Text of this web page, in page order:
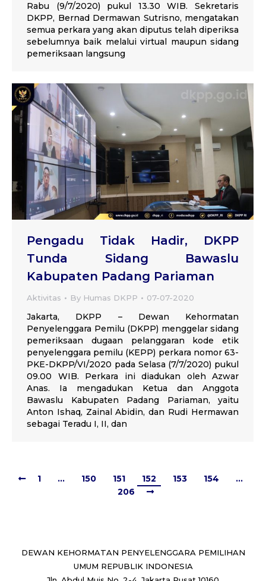
Rabu (9/7/2020) pukul 13.30 WIB. Sekretaris
DKPP, Bernad Dermawan Sutrisno, mengatakan
semua perkara yang akan diputus telah diperiksa
sebelumnya baik melalui virtual maupun sidang
pemeriksaan langsung
Pengadu Tidak Hadir, DKPP
Tunda Sidang Bawaslu
Kabupaten Padang Pariaman
Aktivitas By Humas DKPP 07-07-2020
Jakarta, DKPP – Dewan Kehormatan
Penyelenggara Pemilu (DKPP) menggelar sidang
pemeriksaan dugaan pelanggaran kode etik
penyelenggara pemilu (KEPP) perkara nomor 63-
PKE-DKPP/VI/2020 pada Selasa (7/7/2020) pukul
09.00 WIB. Perkara ini diadukan oleh Azwar
Anas. Ia mengadukan Ketua dan Anggota
Bawaslu Kabupaten Padang Pariaman, yaitu
Anton Ishaq, Zainal Abidin, dan Rudi Hermawan
sebagai Teradu I, II, dan
1 … 150 151 152 153 154
…
206
DEWAN KEHORMATAN PENYELENGGARA PEMILIHAN
UMUM REPUBLIK INDONESIA